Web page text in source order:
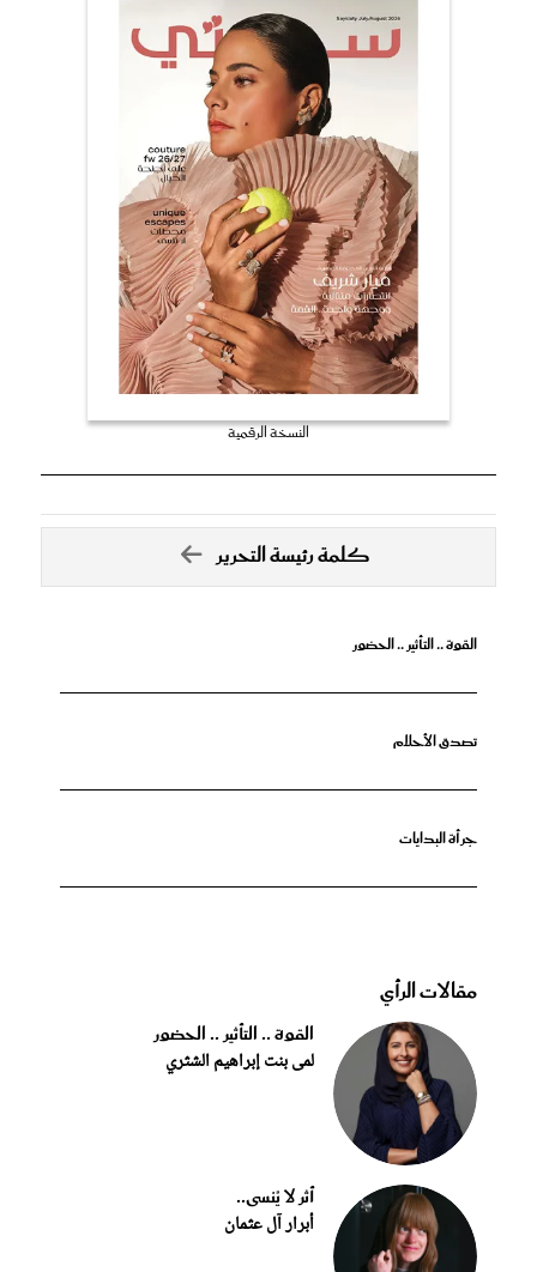
النسخة الرقمية
كلمة رئيسة التحرير
القوة .. التأثير .. الحضور
تصدق الأحلام
جرأة البدايات
مقالات الرأي
القوة .. التأثير .. الحضور
لمى بنت إبراهيم الشثري
أثر لا يُنسى..
أبرار آل عثمان